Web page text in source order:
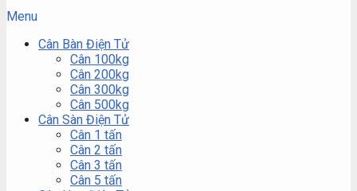
Menu
Cân Bàn Điện Tử
Cân 100kg
Cân 200kg
Cân 300kg
Cân 500kg
Cân Sàn Điện Tử
Cân 1 tấn
Cân 2 tấn
Cân 3 tấn
Cân 5 tấn